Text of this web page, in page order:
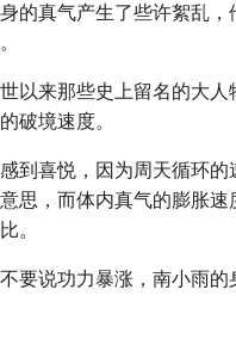
的真气产生了些许絮乱
以来那些史上留名的大人
破境速度。
到喜悦，因为周天循环的
思，而体内真气的膨胀速
。
要说功力暴涨，南小雨的